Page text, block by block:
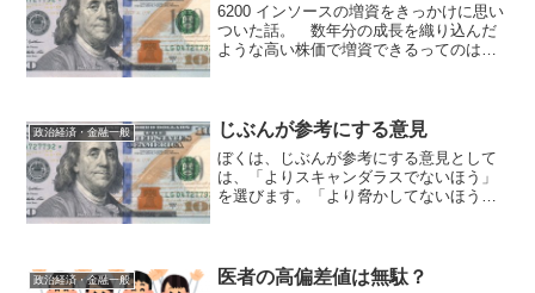
6200 インソースの増資をきっかけに思い
ついた話。 数年分の成長を織り込んだ
ような高い株価で増資できるってのは、
んのタイムマシンみ...
政治経済・金融一般 じぶんが参考にする意見
ぼくは、じぶんが参考にする意見として
は、「よりスキャンダラスでないほう」
を選びます。「より脅かしてないほう」
のあるほう」を選びます。— ...
政治経済・金融一般 医者の高偏差値は無駄？